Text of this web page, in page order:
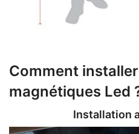
Comment
magnétiques Led
Installation